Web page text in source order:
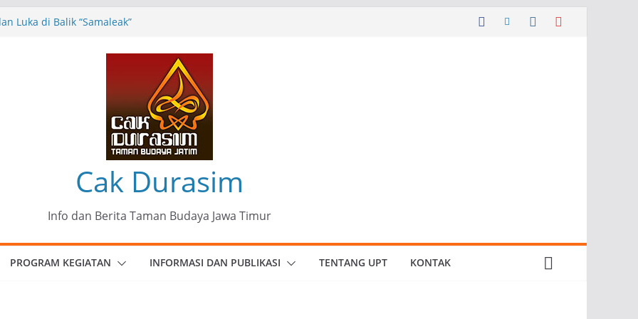
Luka di Balik “Samaleak”
Ungkapan Kritis Tentang Derita
Patria Seni Rupa Kota Blitar :
Menjadi Mantra Perlawanan
Cak Durasim
Info dan Berita Taman Budaya Jawa Timur
PROGRAM KEGIATAN INFORMASI DAN PUBLIKASI TENTANG UPT KONTAK